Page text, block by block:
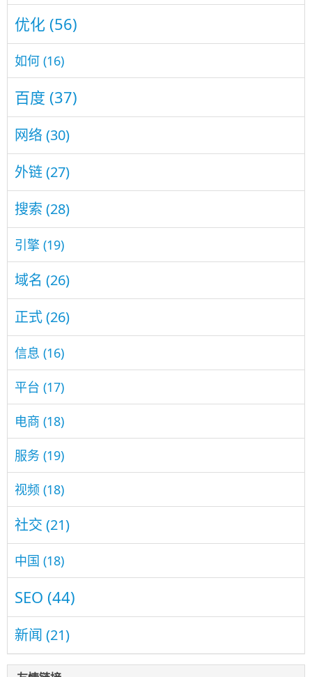
优化 (56)
如何 (16)
百度 (37)
网络(30)
外链(27)
搜索 (28)
引擎 (19)
域名 (26)
正式(26)
信息 (16)
平台 (17)
电商 (18)
服务 (19)
视频 (18)
社交 (21)
中国 (18)
SEO (44)
新闻 (21)